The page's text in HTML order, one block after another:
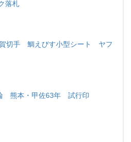
落札
切手 鯛えびす小型シート ヤフ
熊本・甲佐63年 試行印